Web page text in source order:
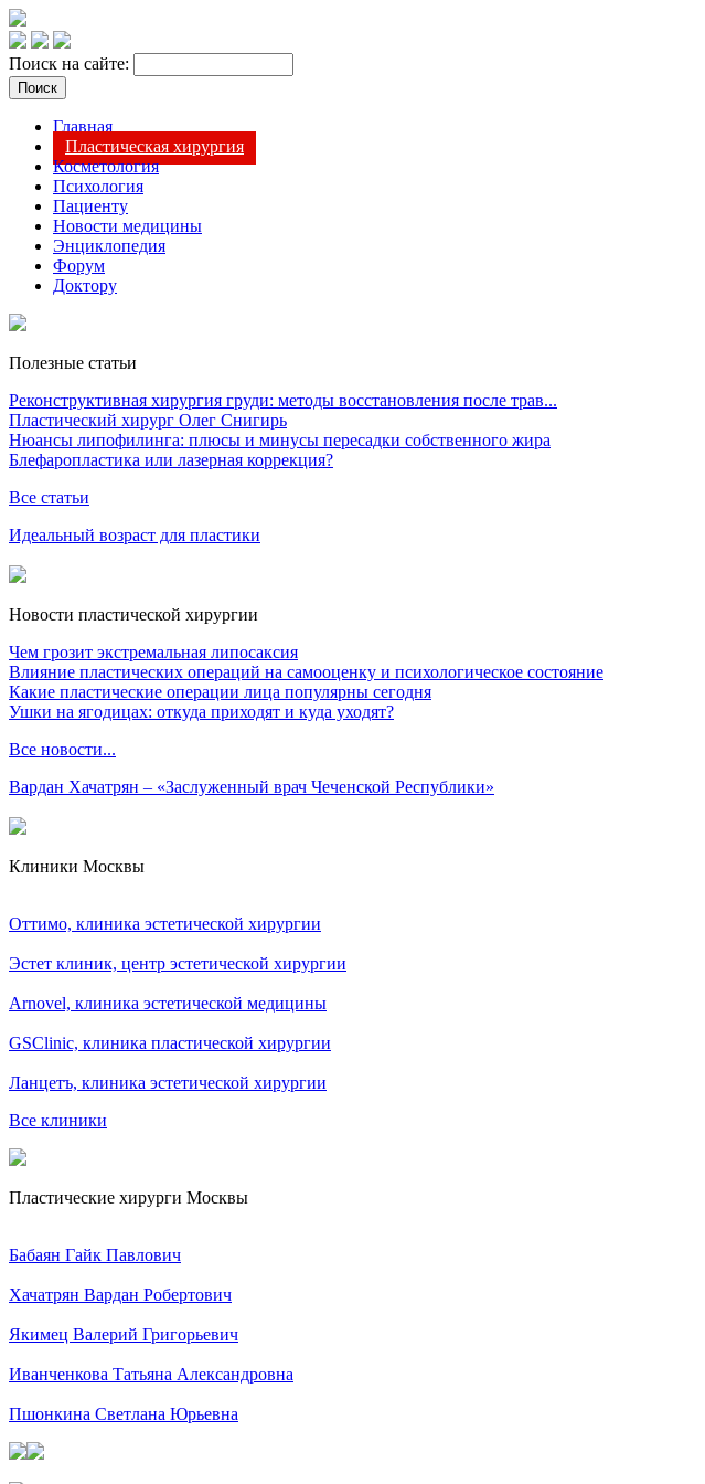
Поиск на сайте:
Главная
Пластическая хирургия
Косметология
Психология
Пациенту
Новости медицины
Энциклопедия
Форум
Доктору
Полезные статьи
Реконструктивная хирургия груди: методы восстановления после трав...
Пластический хирург Олег Снигирь
Нюансы липофилинга: плюсы и минусы пересадки собственного жира
Блефаропластика или лазерная коррекция?
Все статьи
Идеальный возраст для пластики
Новости пластической хирургии
Чем грозит экстремальная липосаксия
Влияние пластических операций на самооценку и психологическое состояние
Какие пластические операции лица популярны сегодня
Ушки на ягодицах: откуда приходят и куда уходят?
Все новости...
Вардан Хачатрян – «Заслуженный врач Чеченской Республики»
Клиники Москвы
Оттимо, клиника эстетической хирургии
Эстет клиник, центр эстетической хирургии
Arnovel, клиника эстетической медицины
GSClinic, клиника пластической хирургии
Ланцетъ, клиника эстетической хирургии
Все клиники
Пластические хирурги Москвы
Бабаян Гайк Павлович
Хачатрян Вардан Робертович
Якимец Валерий Григорьевич
Иванченкова Татьяна Александровна
Пшонкина Светлана Юрьевна